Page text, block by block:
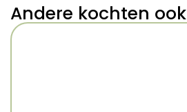
Andere kochten ook